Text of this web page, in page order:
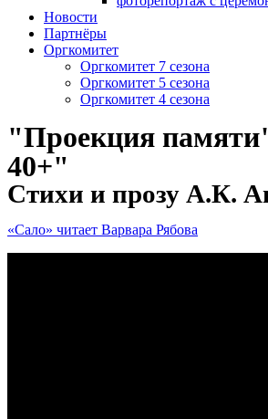
Новости
Партнёры
Оргкомитет
Оргкомитет 7 сезона
Оргкомитет 5 сезона
Оргкомитет 4 сезона
"Проекция
40+"
Стихи и прозу А.К.
«Сало» читает Варвара Рябова